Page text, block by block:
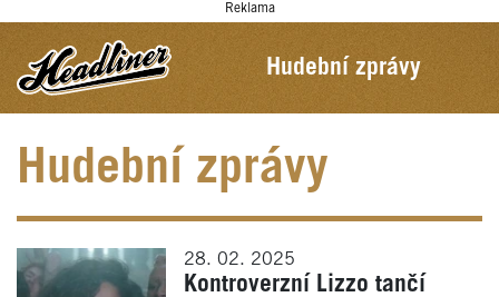
Reklama
Hudební zprávy
Hudební zprávy
28. 02. 2025
Kontroverzní Lizzo tančí